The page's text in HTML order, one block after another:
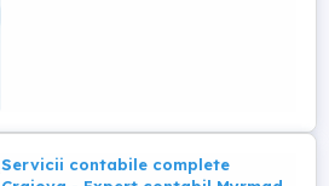
Servicii contabile complete